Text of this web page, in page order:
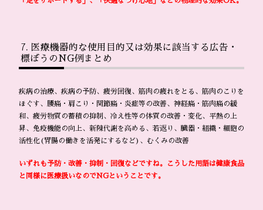
医療機器的な使用目的又は効果に該当する広告・
標ぼうのNG例まとめ
疾病の治療、疾病の予防、疲労回復、筋肉の疲れをとる、筋肉のこりを
ほぐす、腰痛・肩こり・関節痛・炎症等の改善、神経痛・筋肉痛の緩
和、疲労物質の蓄積の抑制、冷え性等の体質の改善・変化、平熱の上
昇、免疫機能の向上、新陳代謝を高める、若返り、臓器・組織・細胞の
活性化(胃腸の働きを活発にするなど)、むくみの改善
いずれも予防・改善・抑制・回復などですね。こうした用語は健康食品
と同様に医療扱いなのでNGということです。